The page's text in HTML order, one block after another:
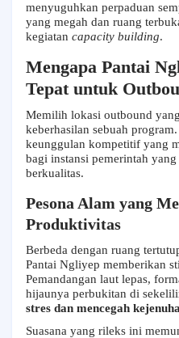
menyuguhkan perpaduan
yang megah dan ruang
kegiatan capacity building.
Mengapa Pantai
Tepat untuk
Memilih lokasi outbound
keberhasilan sebuah
keunggulan kompetitif yang
bagi instansi pemerintah
berkualitas.
Pesona Alam yang
Produktivitas
Berbeda dengan ruang
Pantai Ngliyep memberikan
Pemandangan laut lepas,
hijaunya perbukitan di
stres dan mencegah
Suasana yang rileks ini